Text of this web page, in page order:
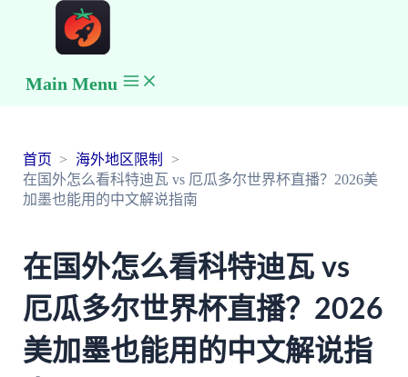
Main Menu
首页
海外地区限制
在国外怎么看科特迪瓦 vs 厄瓜多尔世界杯直播？2026美
加墨也能用的中文解说指南
在国外怎么看科特迪瓦 vs
厄瓜多尔世界杯直播？2026
美加墨也能用的中文解说指